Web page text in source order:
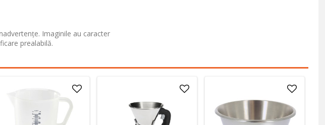
Imaginile au caracter
prealabilă.